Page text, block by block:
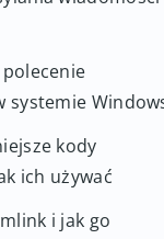
polecenie
systemie
kody
ich używać
i jak go